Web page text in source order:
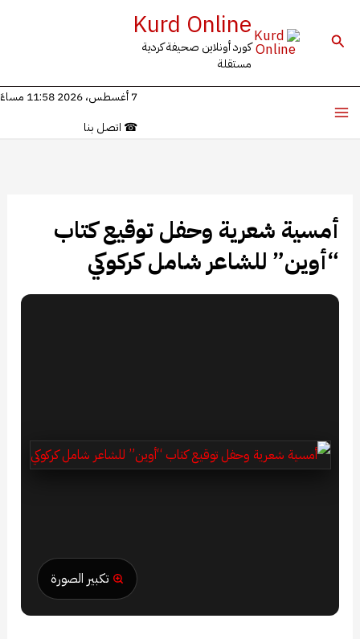
البحث Kurd Online
كورد أونلاين صحيفة كردية
مستقلة
7 أغسطس، 2026 11:58 مساءً
☎ اتصل بنا
أمسية شعرية وحفل توقيع كتاب
“أوين” للشاعر شامل كركوكي
تكبير الصورة